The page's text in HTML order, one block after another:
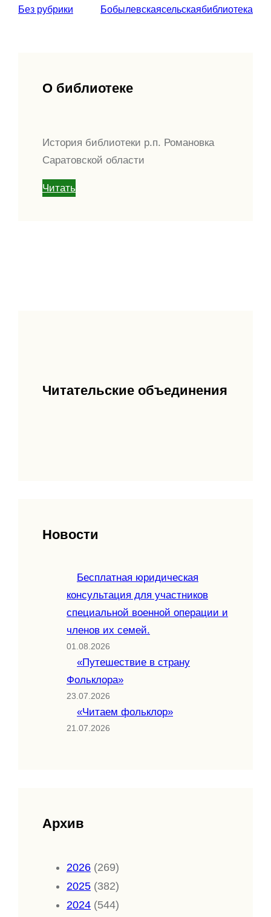
Без рубрики Бобылевскаясельскаябиблиотека
О библиотеке
История библиотеки р.п. Романовка
Саратовской области
Читать
Читательские объединения
Новости
Бесплатная юридическая
консультация для участников
специальной военной операции и
членов их семей.
01.08.2026
«Путешествие в страну
Фольклора»
23.07.2026
«Читаем фольклор»
21.07.2026
Архив
2026 (269)
2025 (382)
2024 (544)